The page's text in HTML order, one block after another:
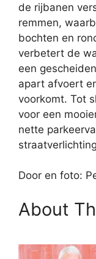
de rijbanen
remmen,
bochten en
verbetert de
een
apart afvoert
voorkomt. Tot
voor een
nette
Door en foto:
About